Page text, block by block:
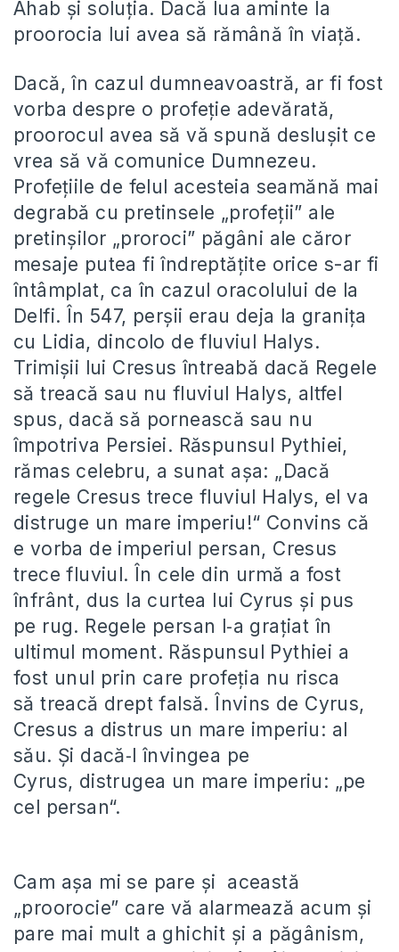
Ahab și soluția. Dacă lua aminte la
proorocia lui avea să rămână în viață.
Dacă, în cazul dumneavoastră, ar fi fost
vorba despre o profeție adevărată,
proorocul avea să vă spună deslușit ce
vrea să vă comunice Dumnezeu.
Profețiile de felul acesteia seamănă mai
degrabă cu pretinsele „profeții” ale
pretinșilor „proroci” păgâni ale căror
mesaje putea fi îndreptățite orice s-ar fi
întâmplat, ca în cazul oracolului de la
Delfi. În 547, perşii erau deja la graniţa
cu Lidia, dincolo de fluviul Halys.
Trimişii lui Cresus întreabă dacă Regele
să treacă sau nu fluviul Halys, altfel
spus, dacă să pornească sau nu
împotriva Persiei. Răspunsul Pythiei,
rămas celebru, a sunat aşa: „Dacă
regele Cresus trece fluviul Halys, el va
distruge un mare imperiu!“ Convins că
e vorba de imperiul persan, Cresus
trece fluviul. În cele din urmă a fost
înfrânt, dus la curtea lui Cyrus şi pus
pe rug. Regele persan l‑a graţiat în
ultimul moment. Răspunsul Pythiei a
fost unul prin care profeţia nu risca
să treacă drept falsă. Învins de Cyrus,
Cresus a distrus un mare imperiu: al
său. Şi dacă‑l învingea pe
Cyrus, distrugea un mare imperiu: „pe
cel persan“.
Cam așa mi se pare și această
„proorocie” care vă alarmează acum și
pare mai mult a ghichit și a păgânism,